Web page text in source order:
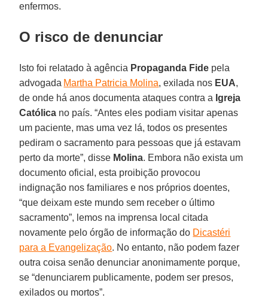
enfermos.
O risco de denunciar
Isto foi relatado à agência Propaganda Fide pela
advogada Martha Patricia Molina, exilada nos EUA,
de onde há anos documenta ataques contra a Igreja
Católica no país. “Antes eles podiam visitar apenas
um paciente, mas uma vez lá, todos os presentes
pediram o sacramento para pessoas que já estavam
perto da morte”, disse Molina. Embora não exista um
documento oficial, esta proibição provocou
indignação nos familiares e nos próprios doentes,
“que deixam este mundo sem receber o último
sacramento”, lemos na imprensa local citada
novamente pelo órgão de informação do Dicastéri
para a Evangelização. No entanto, não podem fazer
outra coisa senão denunciar anonimamente porque,
se “denunciarem publicamente, podem ser presos,
exilados ou mortos”.